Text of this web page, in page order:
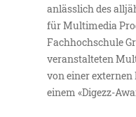
anlässlich des
für Multimedia
Fachhochschule
veranstalteten
von einer
einem «Digezz-